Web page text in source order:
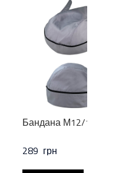
Бандана М12/16
289  грн